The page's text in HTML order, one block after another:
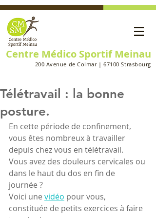
Centre Médico Sportif Meinau
200 Avenue de Colmar | 67100 Strasbourg
Télétravail : la bonne
posture.
En cette période de confinement,
vous êtes nombreux à travailler
depuis chez vous en télétravail.
Vous avez des douleurs cervicales ou
dans le haut du dos en fin de
journée ?
Voici une vidéo pour vous,
constituée de petits exercices à faire